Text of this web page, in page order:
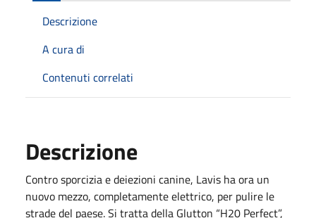
Descrizione
A cura di
Contenuti correlati
Descrizione
Contro sporcizia e deiezioni canine, Lavis ha ora un
nuovo mezzo, completamente elettrico, per pulire le
strade del paese. Si tratta della Glutton “H20 Perfect”,